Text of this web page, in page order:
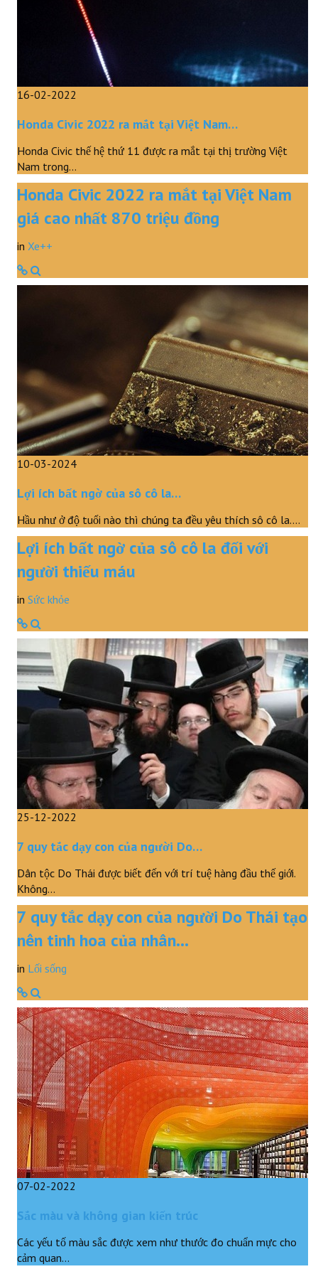
Clip
16-02-2022
Honda Civic 2022 ra mắt tại Việt Nam…
Honda Civic thế hệ thứ 11 được ra mắt tại thị trường Việt
Nam trong…
Honda Civic 2022 ra mắt tại Việt Nam
giá cao nhất 870 triệu đồng
in Xe++
10-03-2024
Lợi ích bất ngờ của sô cô la…
Hầu như ở độ tuổi nào thì chúng ta đều yêu thích sô cô la.…
Lợi ích bất ngờ của sô cô la đối với
người thiếu máu
in Sức khỏe
25-12-2022
7 quy tắc dạy con của người Do…
Dân tộc Do Thái được biết đến với trí tuệ hàng đầu thế giới.
Không…
7 quy tắc dạy con của người Do Thái tạo
nên tinh hoa của nhân…
in Lối sống
07-02-2022
Sắc màu và không gian kiến trúc
Các yếu tố màu sắc được xem như thước đo chuẩn mực cho
cảm quan…